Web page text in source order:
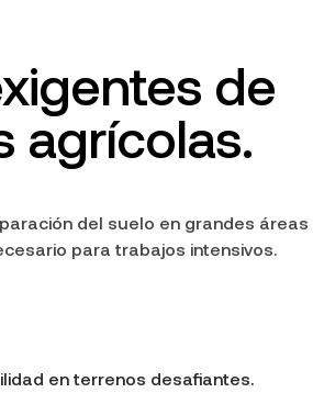
de
agrícolas.
del suelo en grandes áreas
para trabajos intensivos.
en terrenos desafiantes.